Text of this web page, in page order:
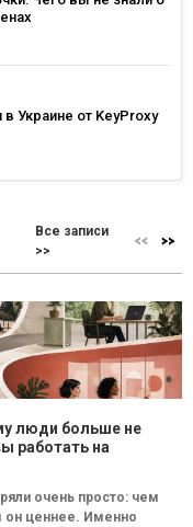
Украине от KeyProxy
Все записи
>>
люди больше не
работать на
очень просто: чем
он ценнее. Именно